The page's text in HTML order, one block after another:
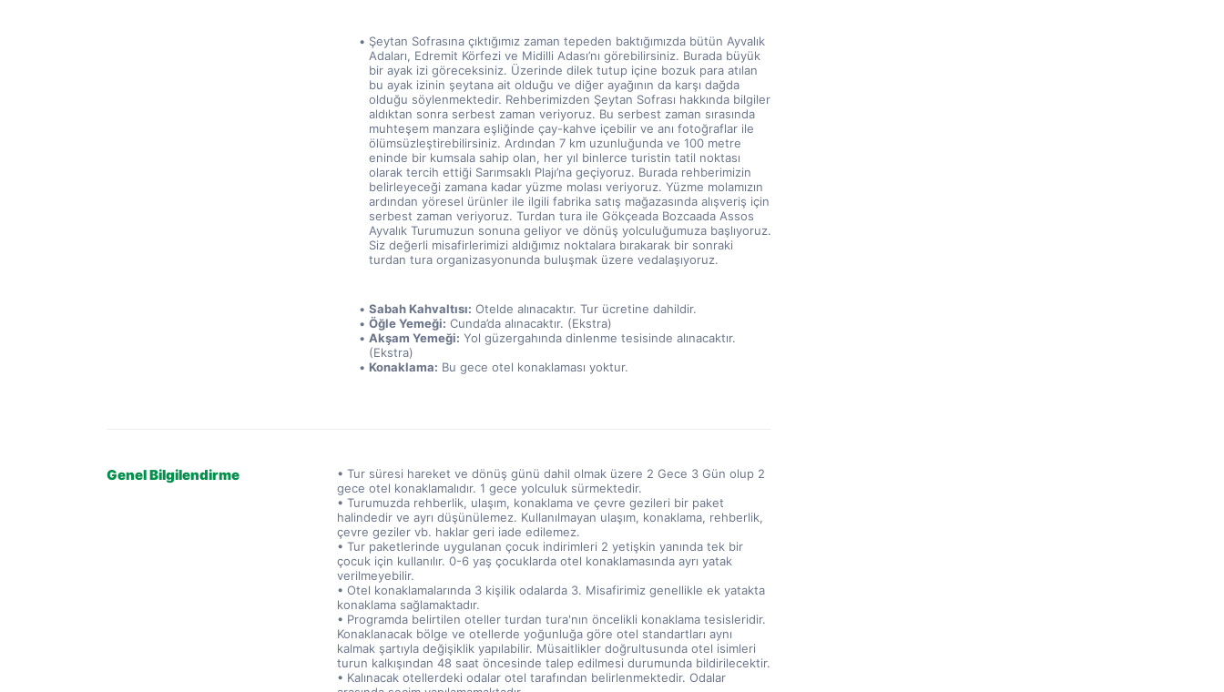
Şeytan Sofrasına çıktığımız zaman tepeden baktığımızda bütün Ayvalık
Adaları, Edremit Körfezi ve Midilli Adası’nı görebilirsiniz. Burada büyük
bir ayak izi göreceksiniz. Üzerinde dilek tutup içine bozuk para atılan
bu ayak izinin şeytana ait olduğu ve diğer ayağının da karşı dağda
olduğu söylenmektedir. Rehberimizden Şeytan Sofrası hakkında bilgiler
aldıktan sonra serbest zaman veriyoruz. Bu serbest zaman sırasında
muhteşem manzara eşliğinde çay-kahve içebilir ve anı fotoğraflar ile
ölümsüzleştirebilirsiniz. Ardından 7 km uzunluğunda ve 100 metre
eninde bir kumsala sahip olan, her yıl binlerce turistin tatil noktası
olarak tercih ettiği Sarımsaklı Plajı’na geçiyoruz. Burada rehberimizin
belirleyeceği zamana kadar yüzme molası veriyoruz. Yüzme molamızın
ardından yöresel ürünler ile ilgili fabrika satış mağazasında alışveriş için
serbest zaman veriyoruz. Turdan tura ile Gökçeada Bozcaada Assos
Ayvalık Turumuzun sonuna geliyor ve dönüş yolculuğumuza başlıyoruz.
Siz değerli misafirlerimizi aldığımız noktalara bırakarak bir sonraki
turdan tura organizasyonunda buluşmak üzere vedalaşıyoruz.
Sabah Kahvaltısı: Otelde alınacaktır. Tur ücretine dahildir.
Öğle Yemeği: Cunda’da alınacaktır. (Ekstra)
Akşam Yemeği: Yol güzergahında dinlenme tesisinde alınacaktır.
(Ekstra)
Konaklama: Bu gece otel konaklaması yoktur.
Genel Bilgilendirme
• Tur süresi hareket ve dönüş günü dahil olmak üzere 2 Gece 3 Gün olup 2
gece otel konaklamalıdır. 1 gece yolculuk sürmektedir.
• Turumuzda rehberlik, ulaşım, konaklama ve çevre gezileri bir paket
halindedir ve ayrı düşünülemez. Kullanılmayan ulaşım, konaklama, rehberlik,
çevre geziler vb. haklar geri iade edilemez.
• Tur paketlerinde uygulanan çocuk indirimleri 2 yetişkin yanında tek bir
çocuk için kullanılır. 0-6 yaş çocuklarda otel konaklamasında ayrı yatak
verilmeyebilir.
• Otel konaklamalarında 3 kişilik odalarda 3. Misafirimiz genellikle ek yatakta
konaklama sağlamaktadır.
• Programda belirtilen oteller turdan tura'nın öncelikli konaklama tesisleridir.
Konaklanacak bölge ve otellerde yoğunluğa göre otel standartları aynı
kalmak şartıyla değişiklik yapılabilir. Müsaitlikler doğrultusunda otel isimleri
turun kalkışından 48 saat öncesinde talep edilmesi durumunda bildirilecektir.
• Kalınacak otellerdeki odalar otel tarafından belirlenmektedir. Odalar